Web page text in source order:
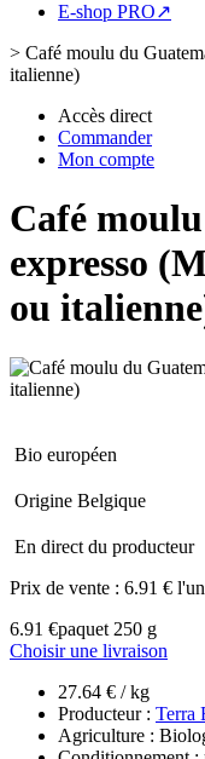
E-shop PRO↗
> Café moulu du
italienne)
Accès direct
Commander
Mon compte
Café
expresso
ou
Bio européen
Origine Belgique
En direct du producteur
Prix de vente : 6.91 €
6.91 €paquet 250 g
Choisir une livraison
27.64 € / kg
Producteur : Terra
Agriculture :